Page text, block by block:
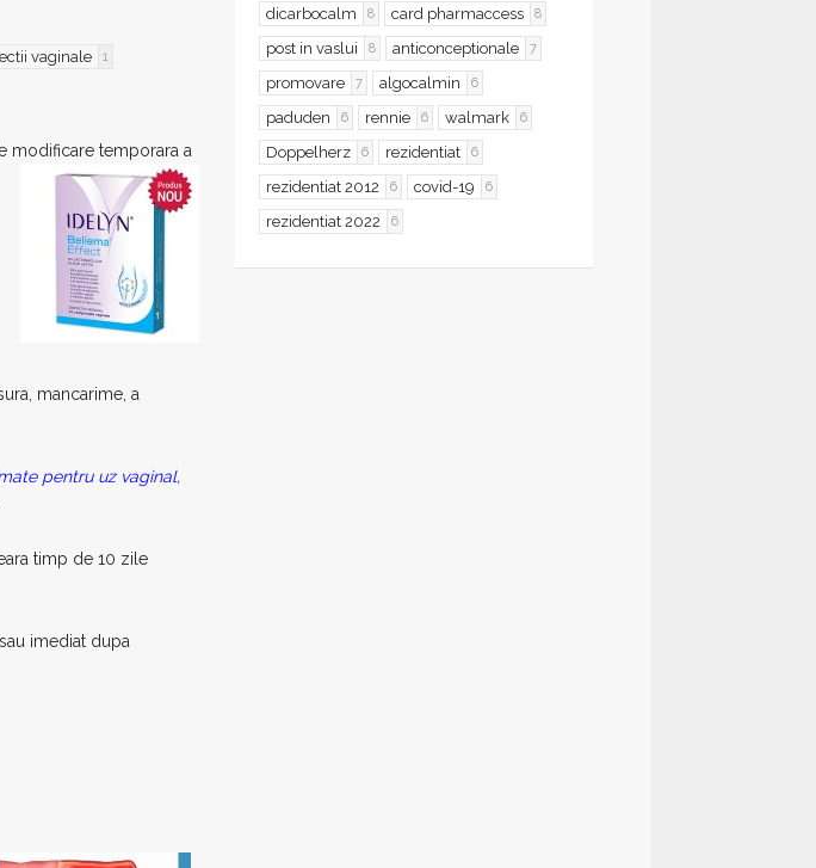
vaginale 1
modificare temporara a
mancarime, a
pentru uz vaginal,
timp de 10 zile
imediat dupa
dicarbocalm 8 card pharmaccess 8
post in vaslui 8 anticonceptionale 7
promovare 7 algocalmin 6
paduden 6 rennie 6 walmark 6
Doppelherz 6 rezidentiat 6
rezidentiat 2012 6 covid-19 6
rezidentiat 2022 6